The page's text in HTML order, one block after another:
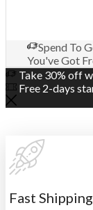
Spend To
You've Got
Take 30% off
Free 2-days
Fast Shipping